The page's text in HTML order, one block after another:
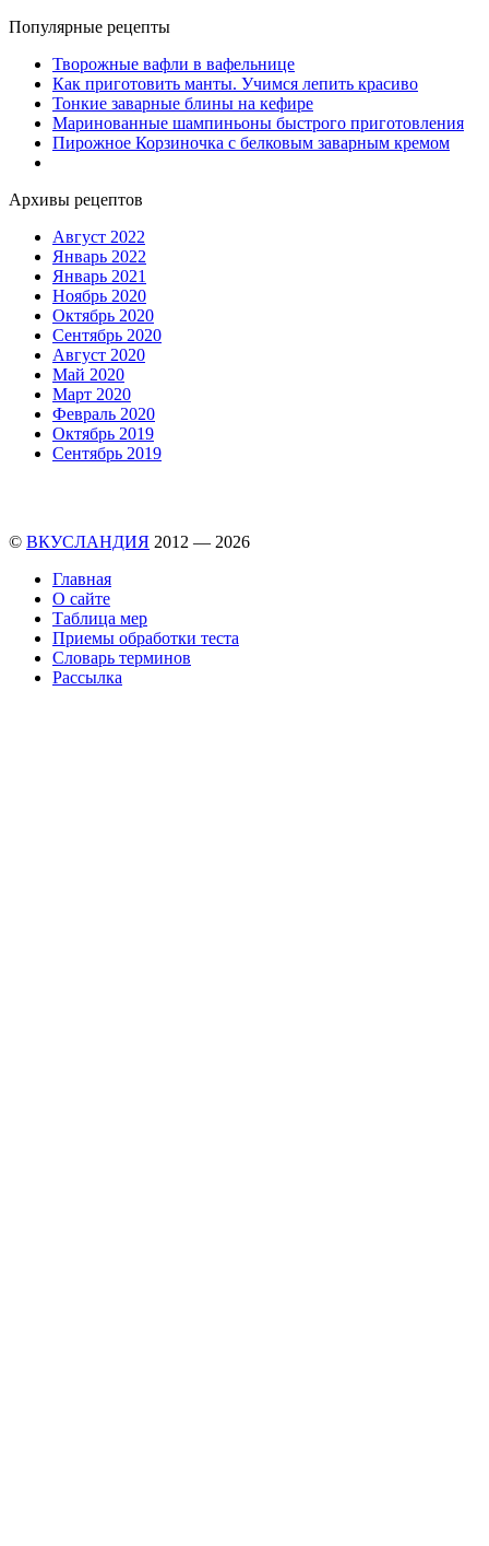
Популярные рецепты
Творожные вафли в вафельнице
Как приготовить манты. Учимся лепить красиво
Тонкие заварные блины на кефире
Маринованные шампиньоны быстрого приготовления
Пирожное Корзиночка с белковым заварным кремом
Архивы рецептов
Август 2022
Январь 2022
Январь 2021
Ноябрь 2020
Октябрь 2020
Сентябрь 2020
Август 2020
Май 2020
Март 2020
Февраль 2020
Октябрь 2019
Сентябрь 2019
© ВКУСЛАНДИЯ 2012 — 2026
Главная
О сайте
Таблица мер
Приемы обработки теста
Словарь терминов
Рассылка